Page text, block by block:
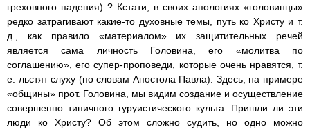
греховного падения) ? Кстати, в своих апологиях «головинцы»
редко затрагивают какие-то духовные темы, путь ко Христу и т.
д., как правило «материалом» их защитительных речей
является сама личность Головина, его «молитва по
соглашению», его супер-проповеди, которые очень нравятся, т.
е. льстят слуху (по словам Апостола Павла). Здесь, на примере
«общины» прот. Головина, мы видим создание и осуществление
совершенно типичного гуруистического культа. Пришли ли эти
люди ко Христу? Об этом сложно судить, но одно можно